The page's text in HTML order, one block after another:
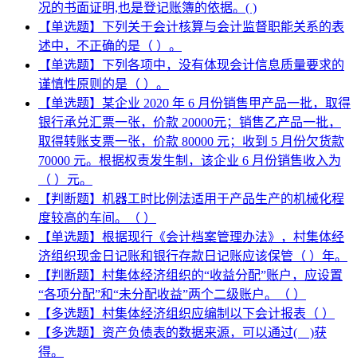
况的书面证明,也是登记账簿的依据。( )
【单选题】下列关于会计核算与会计监督职能关系的表
述中，不正确的是（ ）。
【单选题】下列各项中，没有体现会计信息质量要求的
谨慎性原则的是（ ）。
【单选题】某企业 2020 年 6 月份销售甲产品一批，取得
银行承兑汇票一张，价款 20000元；销售乙产品一批，
取得转账支票一张，价款 80000 元；收到 5 月份欠货款
70000 元。根据权责发生制，该企业 6 月份销售收入为
（ ）元。
【判断题】机器工时比例法适用于产品生产的机械化程
度较高的车间。（ ）
【单选题】根据现行《会计档案管理办法》，村集体经
济组织现金日记账和银行存款日记账应该保管（ ）年。
【判断题】村集体经济组织的“收益分配”账户，应设置
“各项分配”和“未分配收益”两个二级账户。（ ）
【多选题】村集体经济组织应编制以下会计报表（ ）
【多选题】资产负债表的数据来源，可以通过( )获
得。